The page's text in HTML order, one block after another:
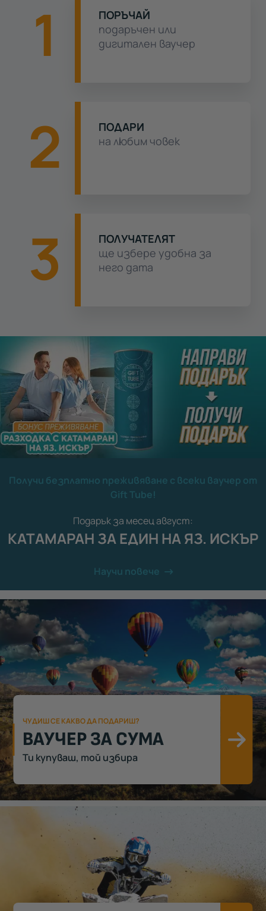
1
ПОРЪЧАЙ
подаръчен или
дигитален ваучер
2
ПОДАРИ
на любим човек
3
ПОЛУЧАТЕЛЯТ
ще избере удобна за
него дата
Получи безплатно преживяване с всеки ваучер от
Gift Tube!
Подарък за месец август:
КАТАМАРАН ЗА ЕДИН НА ЯЗ. ИСКЪР
Научи повече
ЧУДИШ СЕ КАКВО ДА ПОДАРИШ?
ВАУЧЕР ЗА СУМА
Ти купуваш, той избира